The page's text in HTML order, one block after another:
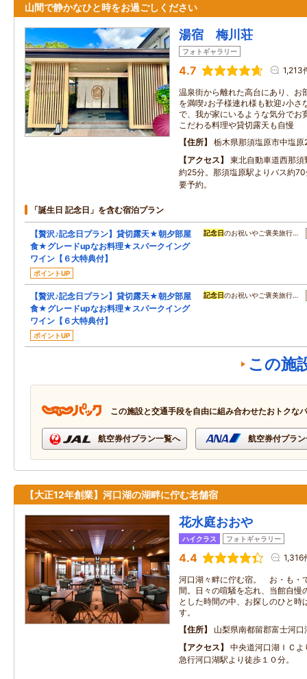
山間で静かなひと時をお過ごしください
湯宿 梅川荘
フォトギャラリー
4.7 1,213
温泉街から離れた高台にあり、お
を満喫♪お子様連れ様も歓迎♪小さ
で、我が家にいるような気分でお
こだわる料理や貸切露天も自慢
住所
栃木県那須塩原市中塩
アクセス
東北自動車道西那
約25分。那須塩原駅よりバス約
要予約。
「誕生日 記念日」を含む宿泊プラン
【贅沢♪記念日プラン】貸切露天★朝夕部屋
食★グレードupなお料理★スパークイング
ワイン【６大特典付】
ポイントUP
記念日のお祝いやご褒美旅行…
【贅沢♪記念日プラン】貸切露天★朝夕部屋
食★グレードupなお料理★スパークイング
ワイン【６大特典付】
ポイントUP
記念日のお祝いやご褒美旅行…
この施
この施設と交通手段を自由に組み合わせたおトクな
航空券付プラン一覧へ 航空券付プラ
【大正12年創業】河口湖の湖畔に佇む老舗宿
花水庭おおや
ハイクラス フォトギャラリー
4.4 1,316
河口湖々畔に佇む宿。 お・も・
間。日々の喧騒を忘れ、当館自慢
とした時間の中、お探しのひと時
す。
住所
山梨県南都留郡富士河
アクセス
中央道河口湖ＩＣ
急行河口湖駅より徒歩１０分。